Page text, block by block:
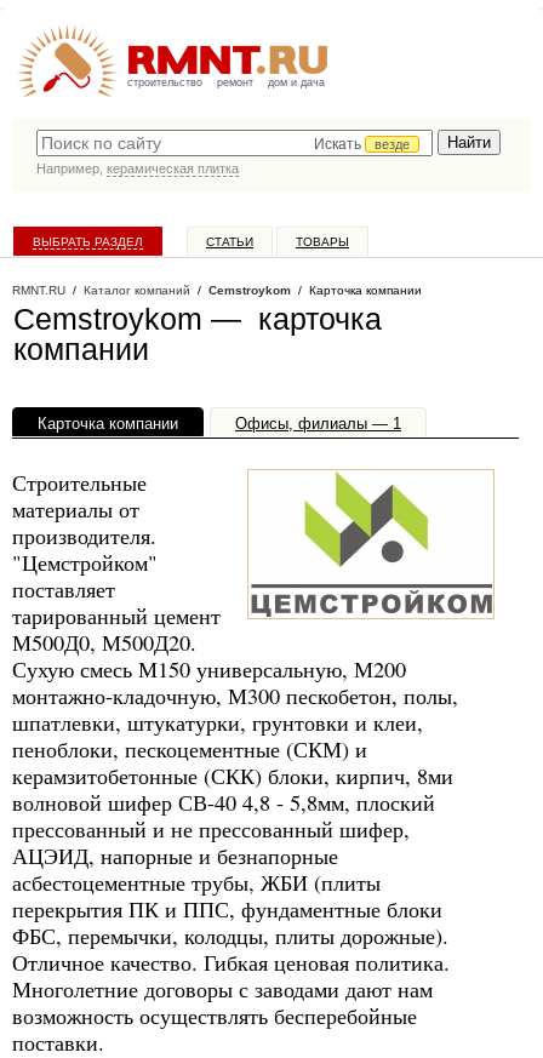
строительство ремонт дом и дача
Искать
везде
Например, керамическая плитка
ВЫБРАТЬ РАЗДЕЛ СТАТЬИ ТОВАРЫ
RMNT.RU / Каталог компаний / Cemstroykom / Карточка компании
Cemstroykom — карточка
компании
Карточка компании Офисы, филиалы — 1
Строительные
материалы от
производителя.
"Цемстройком"
поставляет
тарированный цемент
М500Д0, М500Д20.
Сухую смесь М150 универсальную, М200
монтажно-кладочную, М300 пескобетон, полы,
шпатлевки, штукатурки, грунтовки и клеи,
пеноблоки, пескоцементные (СКМ) и
керамзитобетонные (СКК) блоки, кирпич, 8ми
волновой шифер СВ-40 4,8 - 5,8мм, плоский
прессованный и не прессованный шифер,
АЦЭИД, напорные и безнапорные
асбестоцементные трубы, ЖБИ (плиты
перекрытия ПК и ППС, фундаментные блоки
ФБС, перемычки, колодцы, плиты дорожные).
Отличное качество. Гибкая ценовая политика.
Многолетние договоры с заводами дают нам
возможность осуществлять бесперебойные
поставки.